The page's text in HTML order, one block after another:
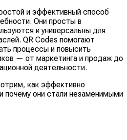
и эффективный способ
Они просты в
и универсальны для
QR Codes помогают
процессы и повысить
— от маркетинга и продаж до
деятельности.
как эффективно
почему они стали незаменимыми